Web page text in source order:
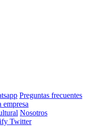
Preguntas frecuentes
empresa
Nosotros
Twitter